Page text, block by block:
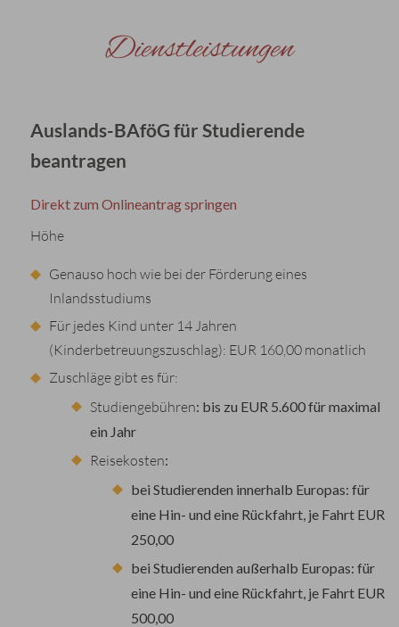
Dienstleistungen
Auslands-BAföG für Studierende
beantragen
Direkt zum Onlineantrag springen
Höhe
Genauso hoch wie bei der Förderung eines
Inlandsstudiums
Für jedes Kind unter 14 Jahren
(Kinderbetreuungszuschlag): EUR 160,00 monatlich
Zuschläge gibt es für:
Studiengebühren: bis zu EUR 5.600 für maximal
ein Jahr
Reisekosten:
bei Studierenden innerhalb Europas: für
eine Hin- und eine Rückfahrt, je Fahrt EUR
250,00
bei Studierenden außerhalb Europas: für
eine Hin- und eine Rückfahrt, je Fahrt EUR
500,00